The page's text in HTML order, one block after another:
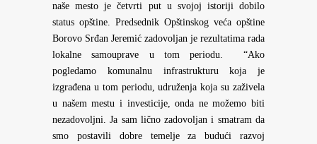
naše mesto je četvrti put u svojoj istoriji dobilo
status opštine. Predsednik Opštinskog veća opštine
Borovo Srđan Jeremić zadovoljan je rezultatima rada
lokalne samouprave u tom periodu. “Ako
pogledamo komunalnu infrastrukturu koja je
izgrađena u tom periodu, udruženja koja su zaživela
u našem mestu i investicije, onda ne možemo biti
nezadovoljni. Ja sam lično zadovoljan i smatram da
smo postavili dobre temelje za budući razvoj